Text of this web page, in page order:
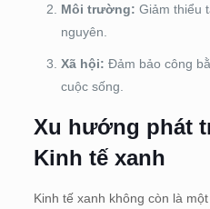
Môi trường: Giảm thiểu
nguyên.
Xã hội: Đảm bảo công
cuộc sống.
Xu hướng phát
Kinh tế xanh
Kinh tế xanh không còn là